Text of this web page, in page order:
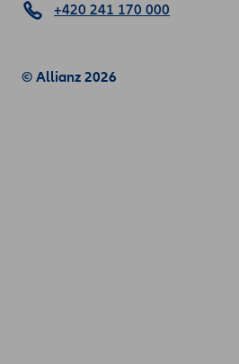
© Allianz 2026
+420 241 170 000